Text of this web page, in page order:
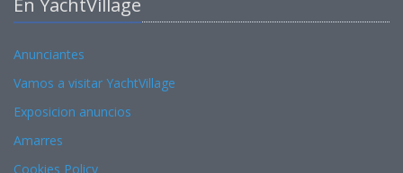
En YachtVillage
Anunciantes
Vamos a visitar YachtVillage
Exposicion anuncios
Amarres
Cookies Policy